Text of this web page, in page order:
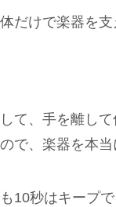
だけで楽器を
て、手を離し
で、楽器を本
10秒はキープ